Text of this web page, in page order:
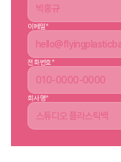
이메일*
전화번호*
회사명*